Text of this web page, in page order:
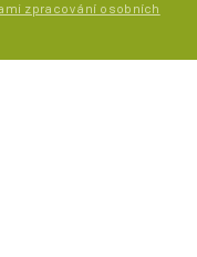
zpracování osobních